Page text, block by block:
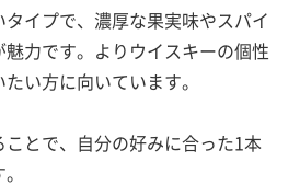
イプで、濃厚な果実味やスパイ
魅力です。よりウイスキーの個性
い方に向いています。
ことで、自分の好みに合った1本